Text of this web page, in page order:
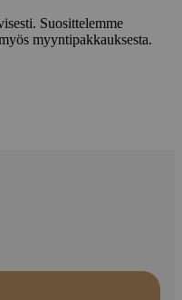
Suosittelemme
myyntipakkauksesta.